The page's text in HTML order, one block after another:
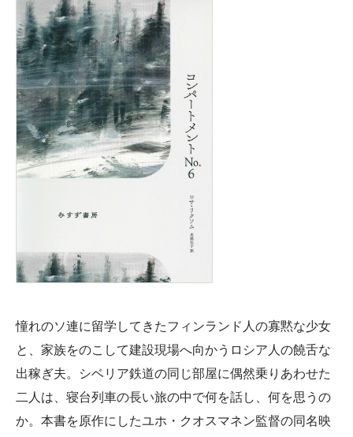
憧れのソ連に留学してきたフィンランド人の寡黙な少女
と、家族をのこして建設現場へ向かうロシア人の饒舌な
出稼ぎ夫。シベリア鉄道の同じ部屋に偶然乗りあわせた
二人は、寝台列車の長い旅の中で何を話し、何を思うの
か。本書を原作にしたユホ・クオスマネン監督の同名映